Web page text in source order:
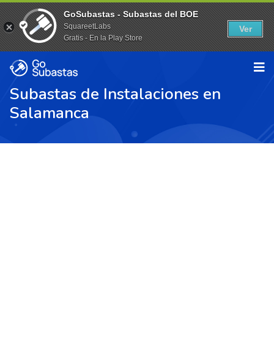
Subastas de Instalaciones en
Salamanca
GoSubastas - Subastas del BOE
SquareetLabs
Gratis - En la Play Store
Ver